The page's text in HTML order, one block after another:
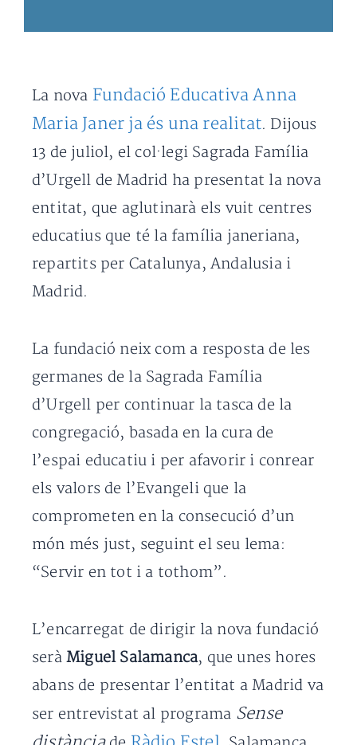
La nova Fundació Educativa Anna
Maria Janer ja és una realitat. Dijous
13 de juliol, el col·legi Sagrada Família
d’Urgell de Madrid ha presentat la nova
entitat, que aglutinarà els vuit centres
educatius que té la família janeriana,
repartits per Catalunya, Andalusia i
Madrid.
La fundació neix com a resposta de les
germanes de la Sagrada Família
d’Urgell per continuar la tasca de la
congregació, basada en la cura de
l’espai educatiu i per afavorir i conrear
els valors de l’Evangeli que la
comprometen en la consecució d’un
món més just, seguint el seu lema:
“Servir en tot i a tothom”.
L’encarregat de dirigir la nova fundació
serà Miguel Salamanca, que unes hores
abans de presentar l’entitat a Madrid va
ser entrevistat al programa Sense